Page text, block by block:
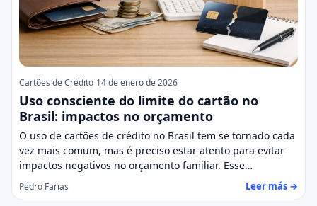
Cartões de Crédito 14 de enero de 2026
Uso consciente do limite do cartão no
Brasil: impactos no orçamento
O uso de cartões de crédito no Brasil tem se tornado cada
vez mais comum, mas é preciso estar atento para evitar
impactos negativos no orçamento familiar. Esse…
Pedro Farias Leer más →